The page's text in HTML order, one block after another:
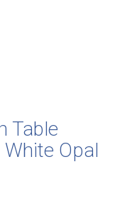
Table
Opal